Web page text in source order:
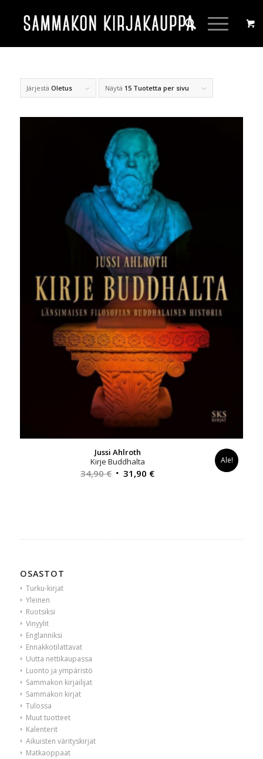
Järjestä Oletus Näytä 15 Tuotetta per sivu
Jussi Ahlroth
Kirje Buddhalta
34,90€ Alkuperäinen
31,90 €Nykyinen
Ale!
OSASTOT
Turku-kirjat
Yleinen
Ruotsiksi
Vinyylit
Englanniksi
Ennakkotilattavat
Uutta nettikaupassa
Luonto ja ympäristö
Sammakon kirjailijat
Sammakon kirjat
Tulossa
Muut tuotteet
Kalenterit
Aikuisten värityskirjat
Matkaoppaat